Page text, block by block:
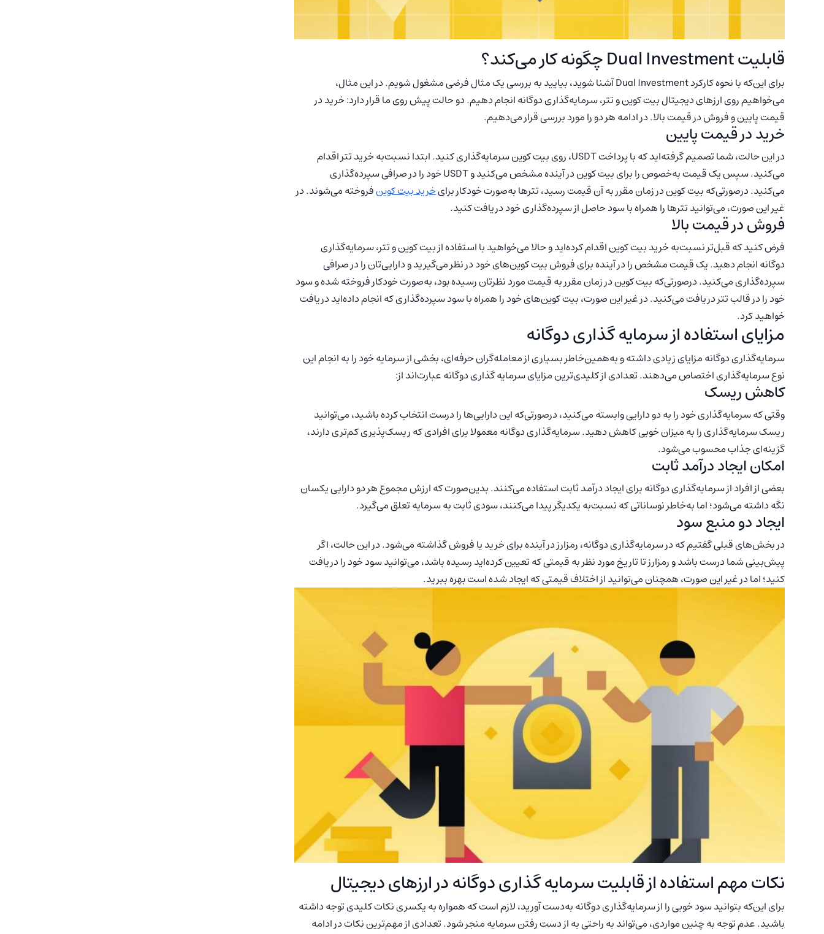
قابلیتDual Investmentچگونه کار می‌کند؟
برای این‌که با نحوه کارکرد Dual Investment آشنا شوید، بیایید به بررسی یک مثال فرضی مشغول شویم. در این مثال،
می‌خواهیم روی ارزهای دیجیتال بیت کوین و تتر، سرمایه‌گذاری دوگانه انجام دهیم. دو حالت پیش روی ما قرار دارد: خرید در
قیمت پایین و فروش در قیمت بالا. در ادامه هر دو را مورد بررسی قرار می‌دهیم.
خرید در قیمت پایین
در این حالت، شما تصمیم گرفته‌اید که با پرداخت USDT، روی بیت کوین سرمایه‌گذاری کنید. ابتدا نسبت‌به خرید تتر اقدام
می‌کنید. سپس یک قیمت به‌خصوص را برای بیت کوین در آینده مشخص می‌کنید و USDT خود را در صرافی سپرده‌گذاری
می‌کنید. درصورتی‌که بیت کوین در زمان مقرر به آن قیمت رسید، تترها به‌صورت خودکار برایخرید بیت کوینفروخته می‌شوند. در
غیر این صورت، می‌توانید تترها را همراه با سود حاصل از سپرده‌گذاری خود دریافت کنید.
فروش در قیمت بالا
فرض کنید که قبل‌تر نسبت‌به خرید بیت کوین اقدام کرده‌اید و حالا می‌خواهید با استفاده از بیت کوین و تتر، سرمایه‌گذاری
دوگانه انجام دهید. یک قیمت مشخص را در آینده برای فروش بیت کوین‌های خود در نظر می‌گیرید و دارایی‌تان را در صرافی
سپرده‌گذاری می‌کنید. درصورتی‌که بیت کوین در زمان مقرر به قیمت مورد نظرتان رسیده بود، به‌صورت خودکار فروخته شده و سود
خود را در قالب تتر دریافت می‌کنید. در غیر این صورت، بیت کوین‌های خود را همراه با سود سپرده‌گذاری که انجام داده‌اید دریافت
خواهید کرد.
مزایای استفاده از سرمایه گذاری دوگانه
سرمایه‌گذاری دوگانه مزایای زیادی داشته و به‌همین‌خاطر بسیاری از معامله‌گران حرفه‌ای، بخشی از سرمایه خود را به انجام این
نوع سرمایه‌گذاری اختصاص می‌دهند. تعدادی از کلیدی‌ترین مزایای سرمایه گذاری دوگانه عبارت‌اند از:
کاهش ریسک
وقتی که سرمایه‌گذاری خود را به دو دارایی وابسته می‌کنید، درصورتی‌که این دارایی‌ها را درست انتخاب کرده باشید، می‌توانید
ریسک سرمایه‌گذاری را به میزان خوبی کاهش دهید. سرمایه‌گذاری دوگانه معمولا برای افرادی که ریسک‌پذیری کم‌تری دارند،
گزینه‌ای جذاب محسوب می‌شود.
امکان ایجاد درآمد ثابت
بعضی از افراد از سرمایه‌گذاری دوگانه برای ایجاد درآمد ثابت استفاده می‌کنند. بدین‌صورت که ارزش مجموع هر دو دارایی یکسان
نگه داشته می‌شود؛ اما به‌خاطر نوساناتی که نسبت‌به یکدیگر پیدا می‌کنند، سودی ثابت به سرمایه تعلق می‌گیرد.
ایجاد دو منبع سود
در بخش‌های قبلی گفتیم که در سرمایه‌گذاری دوگانه، رمزارز در آینده برای خرید یا فروش گذاشته می‌شود. در این حالت، اگر
پیش‌بینی شما درست باشد و رمزارز تا تاریخ مورد نظر به قیمتی که تعیین کرده‌اید رسیده باشد، می‌توانید سود خود را دریافت
کنید؛ اما در غیر این صورت، همچنان می‌توانید از اختلاف قیمتی که ایجاد شده است بهره ببرید.
نکات مهم استفاده از قابلیت سرمایه گذاری دوگانه در ارزهای دیجیتال
برای این‌که بتوانید سود خوبی را از سرمایه‌گذاری دوگانه به‌دست آورید، لازم است که همواره به یکسری نکات کلیدی توجه داشته
باشید. عدم توجه به چنین مواردی، می‌تواند به راحتی به از دست رفتن سرمایه منجر شود. تعدادی از مهم‌ترین نکات در ادامه